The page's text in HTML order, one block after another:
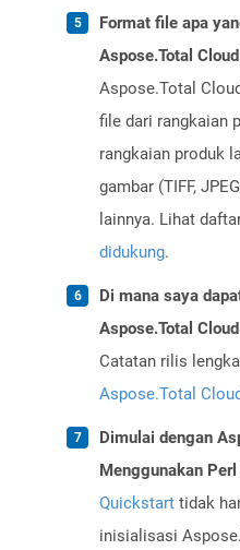
Format file apa
Aspose.Total
Aspose.Total
file dari rangkaian
rangkaian produk
gambar (TIFF,
lainnya. Lihat
didukung.
Di mana saya
Aspose.Total
Catatan rilis
Aspose.Total
Dimulai dengan
Menggunakan
Quickstart tidak
inisialisasi